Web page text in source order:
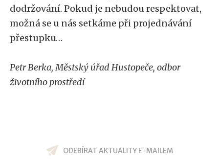
dodržování. Pokud je nebudou respektovat,
možná se u nás setkáme při projednávání
přestupku…
Petr Berka, Městský úřad Hustopeče, odbor
životního prostředí
ODEBÍRAT AKTUALITY E-MAILEM